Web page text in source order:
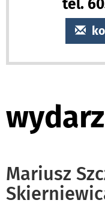
tel.
Mariusz